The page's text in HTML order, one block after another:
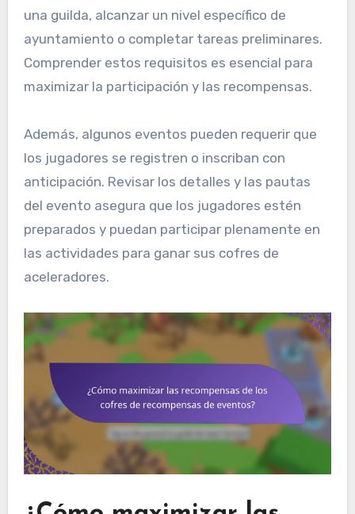
una guilda, alcanzar un nivel específico de
ayuntamiento o completar tareas preliminares.
Comprender estos requisitos es esencial para
maximizar la participación y las recompensas.
Además, algunos eventos pueden requerir que
los jugadores se registren o inscriban con
anticipación. Revisar los detalles y las pautas
del evento asegura que los jugadores estén
preparados y puedan participar plenamente en
las actividades para ganar sus cofres de
aceleradores.